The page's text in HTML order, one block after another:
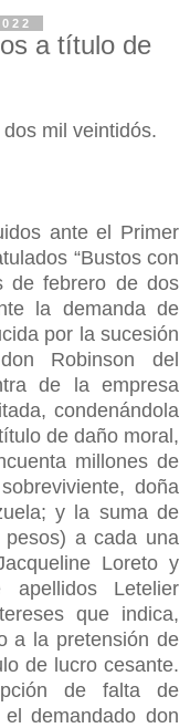
a título de
mil veintidós.
ante el Primer
“Bustos con
de febrero de dos
la demanda de
por la sucesión
Robinson del
de la empresa
condenándola
de daño moral,
millones de
doña
y la suma de
pesos) a cada una
Loreto y
Letelier
que indica,
a la pretensión de
de lucro cesante.
de falta de
demandado don